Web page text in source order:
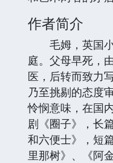
作者简介
毛姆，英国小
庭。父母早死，
医，后转而致力
乃至挑剔的态度
怜悯意味，在国
剧《圈子》，长
和六便士》，短
里那树》、《阿金